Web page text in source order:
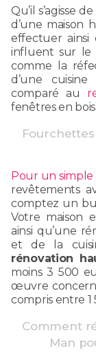
Qu’il s’agisse
d’une maison
effectuer ainsi
influent sur le
comme la
d’une
comparé au
fenêtres en bois.
Pour un simple
revêtements
comptez un
Votre maison
ainsi qu’une
et de la
rénovation
moins 3 500
œuvre
compris entre
Comment
Man